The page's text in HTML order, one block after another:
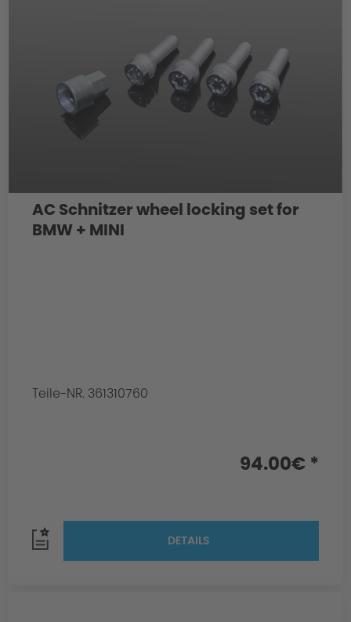
AC Schnitzer wheel locking set for
BMW + MINI
Teile-NR. 361310760
94.00€ *
DETAILS